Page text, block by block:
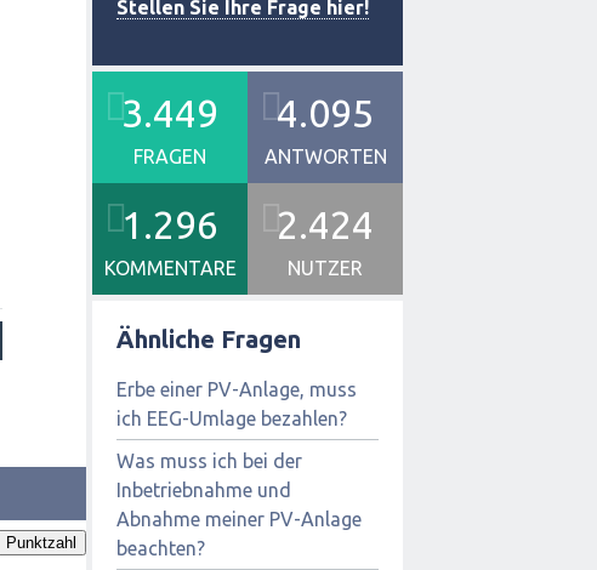
Punktzahl
Stellen Sie Ihre Frage hier!
3.449
FRAGEN
4.095
ANTWORTEN
1.296
KOMMENTARE
2.424
NUTZER
Ähnliche Fragen
Erbe einer PV-Anlage, muss
ich EEG-Umlage bezahlen?
Was muss ich bei der
Inbetriebnahme und
Abnahme meiner PV-Anlage
beachten?